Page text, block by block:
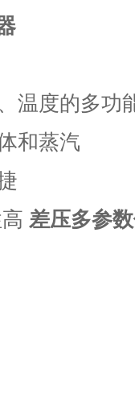
温度的多功
和蒸汽
差压多参